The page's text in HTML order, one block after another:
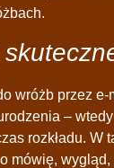
wróżb przez e-
–
rozkładu. W
mówię,